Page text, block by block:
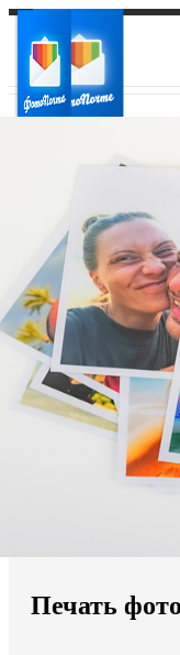
Ваш регион доставки
Выберите из списка:
Мы доставляем по
Продолжить без
Печать